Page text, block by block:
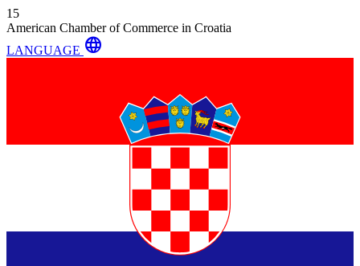
15
American Chamber of Commerce in Croatia
LANGUAGE language